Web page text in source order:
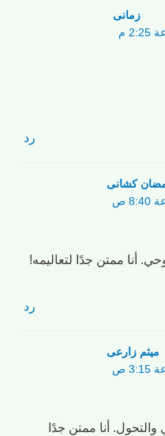
زمانی
رد
کشانی
أنا ممتن جدًا لتعاليمه!
رد
میثم زارعی
أنا ممتن جدًا